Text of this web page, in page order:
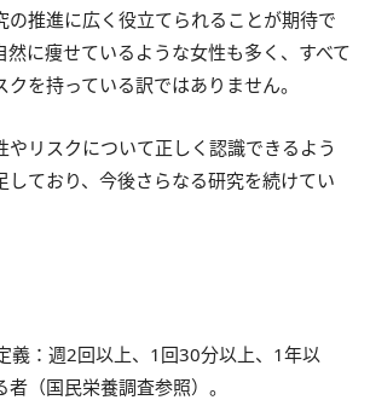
の推進に広く役立てられることが期待で
然に痩せているような女性も多く、すべて
を持っている訳ではありません。
やリスクについて正しく認識できるよう
しており、今後さらなる研究を続けてい
：週2回以上、1回30分以上、1年以
者（国民栄養調査参照）。